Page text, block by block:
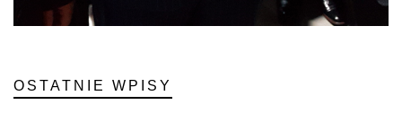
OSTATNIE WPISY